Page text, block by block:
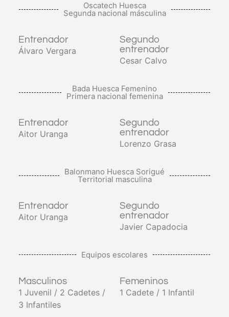
Oscatech Huesca
Segunda nacional másculina
Entrenador
Álvaro Vergara
Segundo
entrenador
Cesar Calvo
Bada Huesca Femenino
Primera nacional femenina
Entrenador
Aitor Uranga
Segundo
entrenador
Lorenzo Grasa
Balonmano Huesca Sorigué
Territorial masculina
Entrenador
Aitor Uranga
Segundo
entrenador
Javier Capadocia
Equipos escolares
Masculinos
1 Juvenil / 2 Cadetes /
3 Infantiles
Femeninos
1 Cadete / 1 Infantil